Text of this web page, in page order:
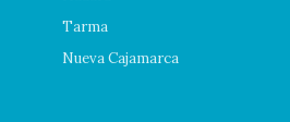
Tarma
Nueva Cajamarca